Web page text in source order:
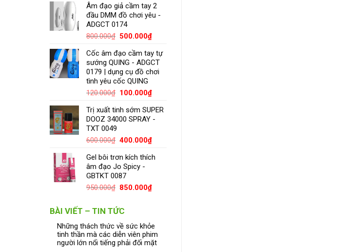
Âm đạo giả cầm tay 2
đầu DMM đồ chơi yêu -
ADGCT 0174
800.000₫ 500.000₫
Cốc âm đạo cầm tay tự
sướng QUING - ADGCT
0179 | dụng cụ đồ chơi
tình yêu cốc QUING
120.000₫ 100.000₫
Trị xuất tinh sớm SUPER
DOOZ 34000 SPRAY -
TXT 0049
600.000₫ 400.000₫
Gel bôi trơn kích thích
âm đạo Jo Spicy -
GBTKT 0087
950.000₫ 850.000₫
BÀI VIẾT – TIN TỨC
Những thách thức về sức khỏe
tinh thần mà các diễn viên phim
người lớn nổi tiếng phải đối mặt